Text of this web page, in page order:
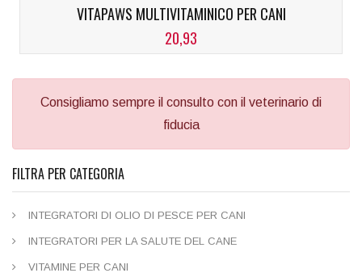
VITAPAWS MULTIVITAMINICO PER CANI
20,93
Consigliamo sempre il consulto con il veterinario di
fiducia
FILTRA PER CATEGORIA
INTEGRATORI DI OLIO DI PESCE PER CANI
INTEGRATORI PER LA SALUTE DEL CANE
VITAMINE PER CANI